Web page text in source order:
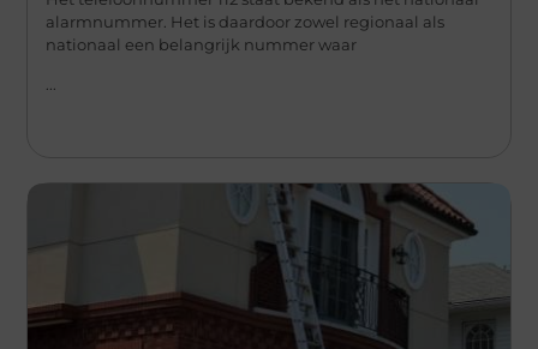
alarmnummer. Het is daardoor zowel regionaal als
nationaal een belangrijk nummer waar